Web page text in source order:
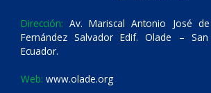
Dirección: Av. Mariscal Antonio José
Fernández Salvador Edif. Olade –
Ecuador.
Web: www.olade.org